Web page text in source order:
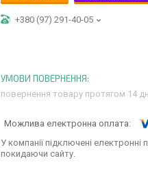
+380 (97) 291-40-05
повернення товару протягом 14
У компанії підключені
покидаючи сайту.